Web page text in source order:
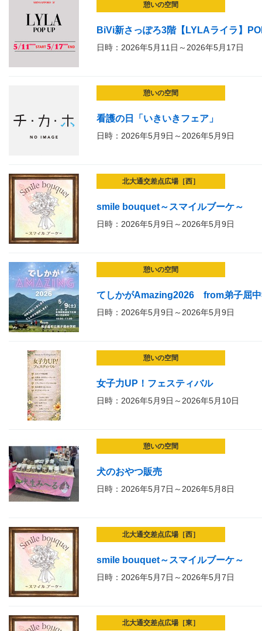
憩いの空間
BiVi新さっぽろ3階【LYLAライラ】
日時：2026年5月11日～2026年5月17日
憩いの空間
看護の日「いきいきフェア」
日時：2026年5月9日～2026年5月9日
北大通交差点広場［西］
smile bouquet～スマイルブーケ～
日時：2026年5月9日～2026年5月9日
憩いの空間
てしかがAmazing2026 from弟子屈
日時：2026年5月9日～2026年5月9日
憩いの空間
女子力UP！フェスティバル
日時：2026年5月9日～2026年5月10日
憩いの空間
犬のおやつ販売
日時：2026年5月7日～2026年5月8日
北大通交差点広場［西］
smile bouquet～スマイルブーケ～
日時：2026年5月7日～2026年5月7日
北大通交差点広場［東］